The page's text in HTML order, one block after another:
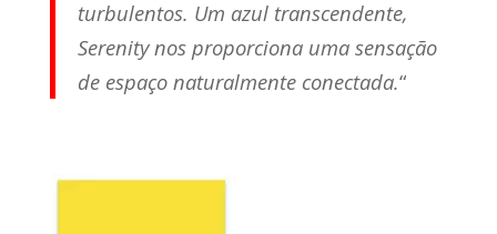
turbulentos. Um azul transcendente,
Serenity nos proporciona uma sensação
de espaço naturalmente conectada.“